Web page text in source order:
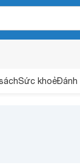
Sức khoẻĐánh